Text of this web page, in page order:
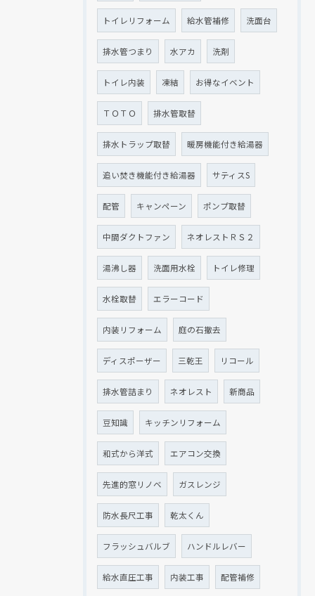
トイレリフォーム 給水管補修 洗面台
排水管つまり 水アカ 洗剤
トイレ内装 凍結 お得なイベント
ＴＯＴＯ 排水管取替
排水トラップ取替 暖房機能付き給湯器
追い焚き機能付き給湯器 サティスS
配管 キャンペーン ポンプ取替
中間ダクトファン ネオレストＲＳ２
湯沸し器 洗面用水栓 トイレ修理
水栓取替 エラーコード
内装リフォーム 庭の石撤去
ディスポーザー 三乾王 リコール
排水管詰まり ネオレスト 新商品
豆知識 キッチンリフォーム
和式から洋式 エアコン交換
先進的窓リノベ ガスレンジ
防水長尺工事 乾太くん
フラッシュバルブ ハンドルレバー
給水直圧工事 内装工事 配管補修